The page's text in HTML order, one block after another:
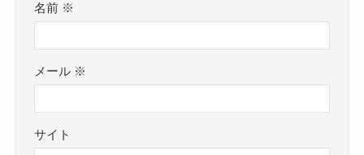
名前 ※
メール ※
サイト